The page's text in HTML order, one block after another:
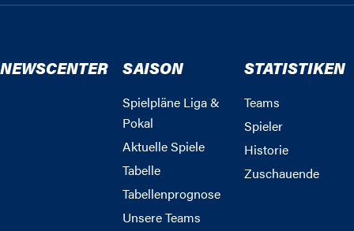
NEWSCENTER SAISON
Spielpläne Liga &
Pokal
Aktuelle Spiele
Tabelle
Tabellenprognose
Unsere Teams
STATISTIKEN
Teams
Spieler
Historie
Zuschauende